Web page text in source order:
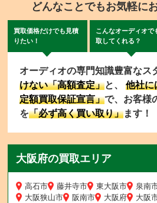
どんなことでもお気軽に
買取価格だけでも見積
りたい！
こんなオーディオで
取してくれる？
オーディオの専門知識豊富なス
けない「高額査定」と、
他社に
定額買取保証宣言」で、お客様
を「必ず高く買い取り」ます！
大阪府の買取エリア
高石市 藤井寺市 東大阪市 泉南
大阪狭山市
阪南市 大阪府 大阪